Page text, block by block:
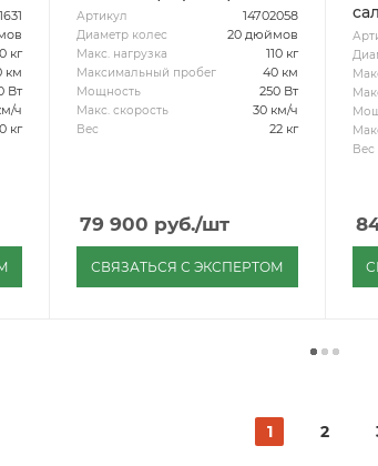
кг
км
Вт
ч
кг
Артикул 14702058
Диаметр колес 20 дюймов
Макс. нагрузка 110 кг
Максимальный пробег 40 км
Мощность 250 Вт
Макс. скорость 30 км/ч
Вес 22 кг
79 900 руб./шт
СВЯЗАТЬСЯ С ЭКСПЕРТОМ
Вес
1 2